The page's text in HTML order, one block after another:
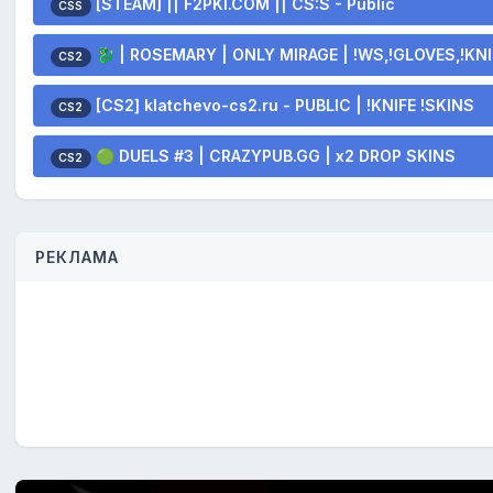
CSS
CS2 🐉 | ROSEMARY | ONLY MIRAGE |
CS2 [CS2] klatchevo-cs2.ru - PUBLIC | !KNIFE !SKINS
CS2 🟢 DUELS #3 | CRAZYPUB.GG | x2 DROP SKINS
РЕКЛАМА